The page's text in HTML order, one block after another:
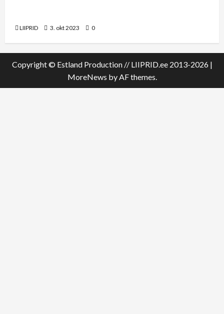
LIIPRID 3. okt 2023 0
Copyright © Estland Production // LIIPRID.ee 2013-2026 |
MoreNews by AF themes.